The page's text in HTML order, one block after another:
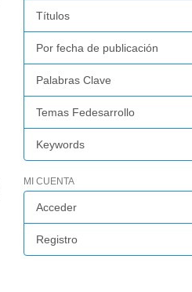
Títulos
Por fecha de publicación
Palabras Clave
Temas Fedesarrollo
Keywords
MI CUENTA
Acceder
Registro